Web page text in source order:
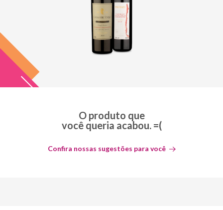
O produto que
você queria acabou. =(
Confira nossas sugestões para você